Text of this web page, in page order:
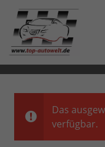
Das
verfügbar.